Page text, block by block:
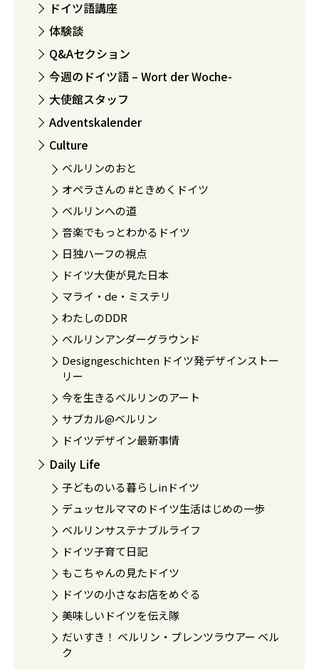
ドイツ語講座
体験談
Q&Aセクション
今週のドイツ語 – Wort der Woche-
大使館スタッフ
Adventskalender
Culture
ベルリンのおと
オペラさんの #ときめくドイツ
ベルリンへの道
音楽でもっとわかるドイツ
日独ハーフの視点
ドイツ大使が見た日本
マライ・de・ミステリ
わたしのDDR
ベルリンアンダーグラウンド
Designgeschichten ドイツ発デザインストー
リー
今を生きるベルリンのアート
サブカル@ベルリン
ドイツデザイン最新事情
Daily Life
子どものいる暮らしinドイツ
デュッセルママのドイツ生活はじめの一歩
ベルリンサステナブルライフ
ドイツ子育て日記
もこちゃんの見たドイツ
ドイツの小さなお店をめぐる
美味しいドイツを伝え隊
だいすき！ ベルリン・プレンツラウアー ベル
ク